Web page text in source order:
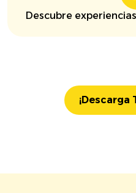
Descubre
¡Descarga